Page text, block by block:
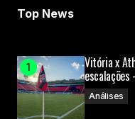
Top News
Vitória x
Análises